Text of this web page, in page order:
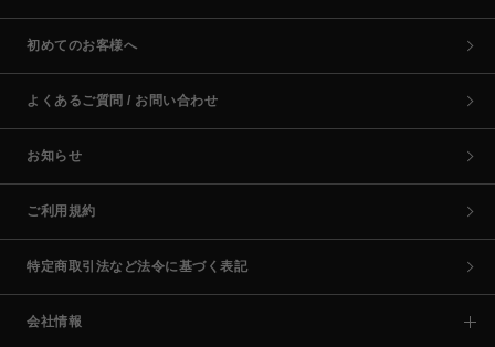
初めてのお客様へ
よくあるご質問 / お問い合わせ
お知らせ
ご利用規約
特定商取引法など法令に基づく表記
会社情報